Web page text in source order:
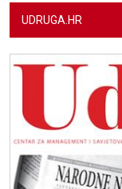
UDRUGA.HR